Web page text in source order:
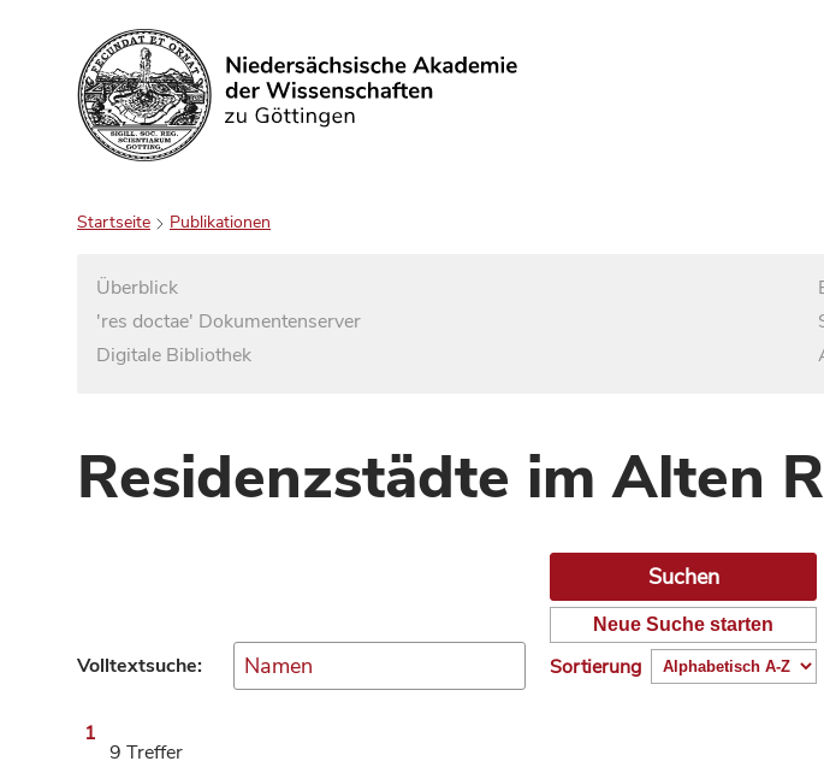
Suchen
Startseite Publikationen
Überblick
'res doctae' Dokumentenserver
Digitale Bibliothek
Residenzstädte im Alten
Volltextsuche:
Neue Suche starten
Sortierung
1
9 Treffer